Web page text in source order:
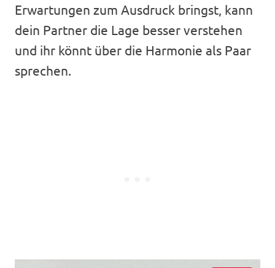
Erwartungen zum Ausdruck bringst, kann
dein Partner die Lage besser verstehen
und ihr könnt über die Harmonie als Paar
sprechen.